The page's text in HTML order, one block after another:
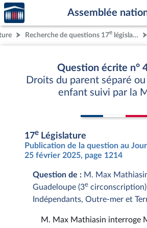
Aller au contenu
Aller en bas de la page
Accèder
à la
page
d'accueil
Assemblée
Recherche de questions 17e législature
Question écrite n°
Droits du parent séparé
enfant suivi par la
17e Législature
Publication de la question au
25 février 2025, page 1214
Question de : M. Max
Guadeloupe (3e
Indépendants, Outre-mer et
M. Max Mathiasin interroge